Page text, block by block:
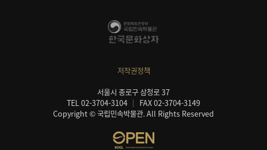
저작권정책
서울시 종로구 삼청로 37
TEL 02-3704-3104
FAX 02-3704-3149
Copyright © 국립민속박물관. All Rights Reserved